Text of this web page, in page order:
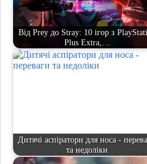
Від Prey до Stray: 10 ігор з
Plus Extra,…
Дитячі аспіратори для носа -
та недоліки